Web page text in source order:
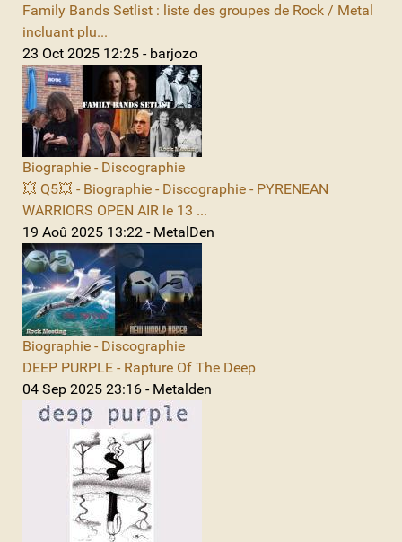
Family Bands Setlist : liste des groupes de Rock / Metal
incluant plu...
23 Oct 2025 12:25 - barjozo
Biographie - Discographie
💥 Q5💥 - Biographie - Discographie - PYRENEAN
WARRIORS OPEN AIR le 13 ...
19 Aoû 2025 13:22 - MetalDen
Biographie - Discographie
DEEP PURPLE - Rapture Of The Deep
04 Sep 2025 23:16 - Metalden